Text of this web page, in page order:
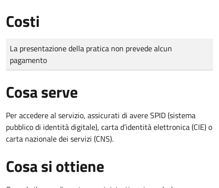
Costi
Tipo di pagamento
Importo
La presentazione della pratica non prevede alcun
pagamento
Cosa serve
Per accedere al servizio, assicurati di avere SPID (sistema
pubblico di identità digitale), carta d’identità elettronica (CIE) o
carta nazionale dei servizi (CNS).
Cosa si ottiene